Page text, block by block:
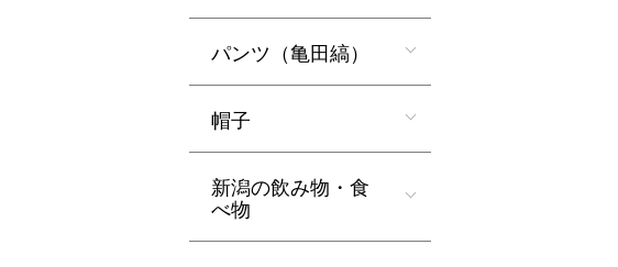
パンツ（亀田縞）
帽子
新潟の飲み物・食
べ物